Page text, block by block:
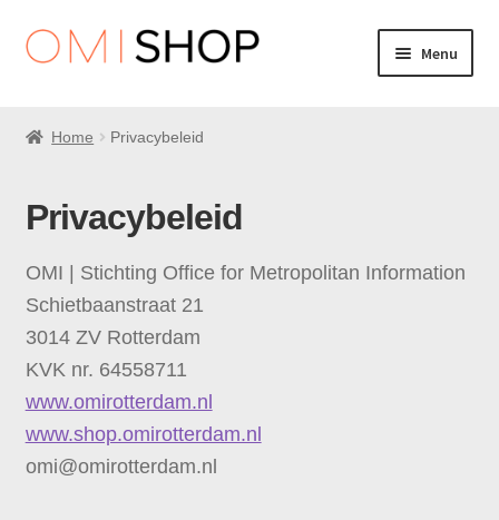
Ga
door
navigatie
Ga
direct
de
Menu
Boeken
Foto’s
Home Privacybeleid
Privacybeleid
OMI | Stichting Office for Metropolitan Information
Schietbaanstraat 21
3014 ZV Rotterdam
KVK nr. 64558711
www.omirotterdam.nl
www.shop.omirotterdam.nl
omi@omirotterdam.nl